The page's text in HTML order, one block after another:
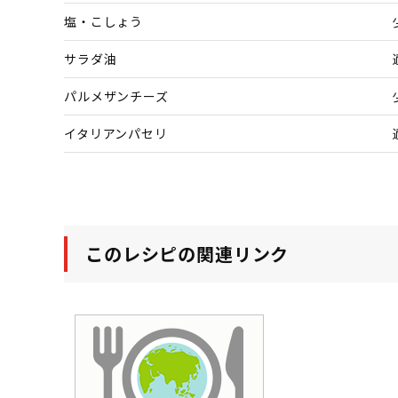
塩・こしょう
サラダ油
パルメザンチーズ
イタリアンパセリ
このレシピの関連リンク